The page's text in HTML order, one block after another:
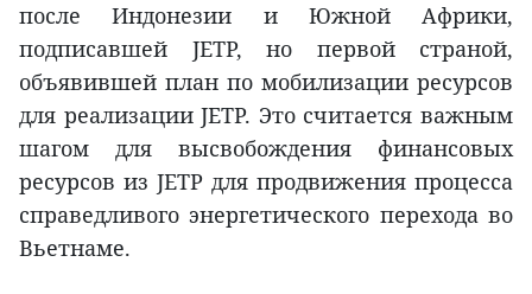
после Индонезии и Южной Африки,
подписавшей JETP, но первой страной,
объявившей план по мобилизации ресурсов
для реализации JETP. Это считается важным
шагом для высвобождения финансовых
ресурсов из JETP для продвижения процесса
справедливого энергетического перехода во
Вьетнаме.